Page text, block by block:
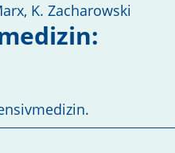
K. Zacharowski